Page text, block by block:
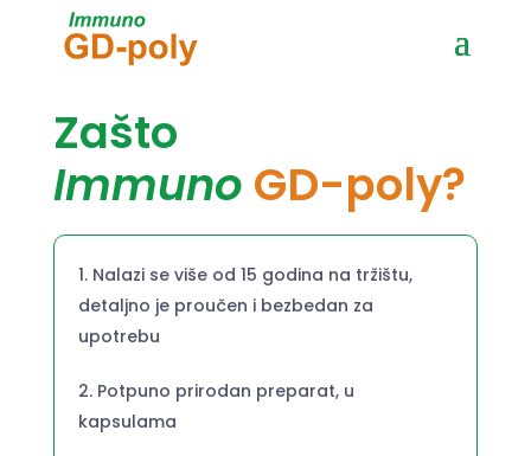
Zašto
Immuno GD-poly?
Nalazi se više od 15 godina na tržištu,
detaljno je proučen i bezbedan za
upotrebu
Potpuno prirodan preparat, u
kapsulama